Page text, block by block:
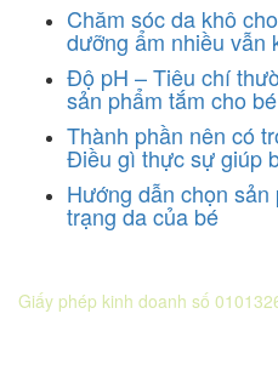
Chăm sóc da khô
dưỡng ẩm nhiều vẫn
Độ pH – Tiêu chí
sản phẩm tắm cho bé
Thành phần nên có
Điều gì thực sự giúp
Hướng dẫn chọn
trạng da của bé
Giấy phép kinh doanh số